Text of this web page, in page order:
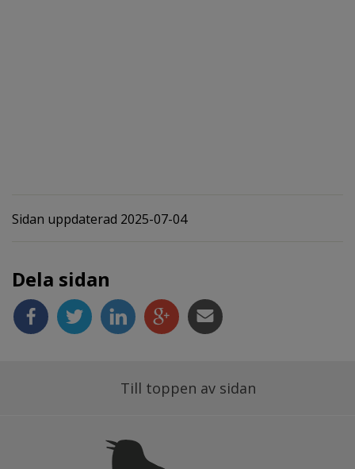
Sidan uppdaterad 2025-07-04
Dela sidan
Till toppen av sidan